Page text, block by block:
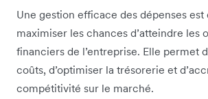
Une gestion efficace des dépenses
maximiser les chances d’atteindre les
financiers de l’entreprise. Elle permet
coûts, d’optimiser la trésorerie et
compétitivité sur le marché.